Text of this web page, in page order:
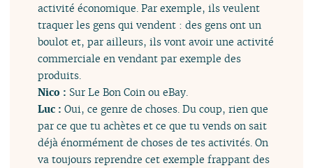
activité économique. Par exemple, ils veulent
traquer les gens qui vendent : des gens ont un
boulot et, par ailleurs, ils vont avoir une activité
commerciale en vendant par exemple des
produits.
Nico : Sur Le Bon Coin ou eBay.
Luc :Oui, ce genre de choses. Du coup, rien que
par ce que tu achètes et ce que tu vends on sait
déjà énormément de choses de tes activités. On
va toujours reprendre cet exemple frappant des